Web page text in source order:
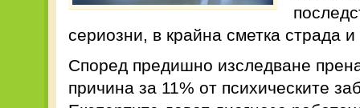
сериозни, в крайна сметка страда
Според предишно изследване
причина за 11% от психическите